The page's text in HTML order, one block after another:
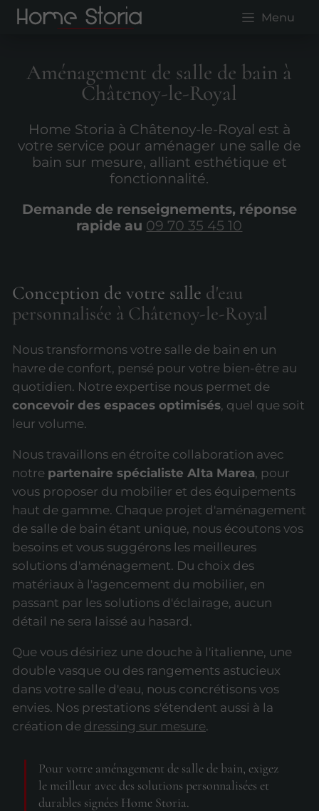
Menu
Aménagement de salle de bain à
Châtenoy-le-Royal
Home Storia à Châtenoy-le-Royal est à
votre service pour aménager une salle de
bain sur mesure, alliant esthétique et
fonctionnalité.
Demande de renseignements, réponse
rapide au 09 70 35 45 10
Conception de votre salle d'eau
personnalisée à Châtenoy-le-Royal
Nous transformons votre salle de bain en un
havre de confort, pensé pour votre bien-être au
quotidien. Notre expertise nous permet de
concevoir des espaces optimisés, quel que soit
leur volume.
Nous travaillons en étroite collaboration avec
notre partenaire spécialiste Alta Marea, pour
vous proposer du mobilier et des équipements
haut de gamme. Chaque projet d'aménagement
de salle de bain étant unique, nous écoutons vos
besoins et vous suggérons les meilleures
solutions d'aménagement. Du choix des
matériaux à l'agencement du mobilier, en
passant par les solutions d'éclairage, aucun
détail ne sera laissé au hasard.
Que vous désiriez une douche à l'italienne, une
double vasque ou des rangements astucieux
dans votre salle d'eau, nous concrétisons vos
envies. Nos prestations s'étendent aussi à la
création de dressing sur mesure.
Pour votre aménagement de salle de bain, exigez
le meilleur avec des solutions personnalisées et
durables signées Home Storia.